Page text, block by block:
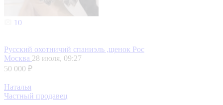
10
Русский охотничий спаниэль ,щенок Рос
Москва 28 июля, 09:27
50 000 ₽
Наталья
Частный продавец